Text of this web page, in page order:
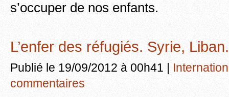
s’occuper de nos enfants.
L’enfer des réfugiés. Syrie, Liban.
Publié le 19/09/2012 à 00h41 |
commentaires